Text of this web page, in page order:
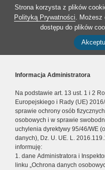
Strona korzysta z plików
Polityką Prywatności. Możesz
dostępu do plików
Informacja Administratora
Na podstawie art. 13 ust. 1 i 2
Europejskiego i Rady (UE)
sprawie ochrony osób
osobowych i w sprawie
uchylenia dyrektywy 95/46/WE
danych), Dz. U. UE. L.
informuję:
1. dane Administratora i
linku „Ochrona danych